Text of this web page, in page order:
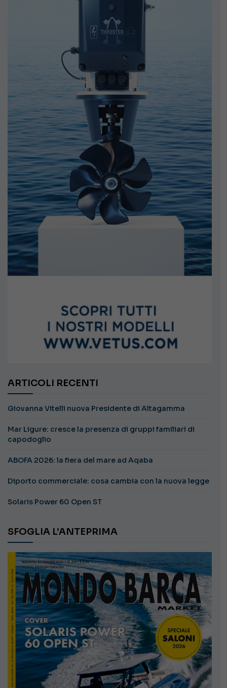
ARTICOLI RECENTI
Giovanna Vitelli nuova Presidente di Altagamma
Mar Ligure: cresce la presenza di gruppi familiari di
capodoglio
ABOFA 2026: la fiera del mare ad Aqaba
Diporto commerciale: cosa cambia con la nuova legge
Solaris Power 60 Open ST
SFOGLIA L’ANTEPRIMA